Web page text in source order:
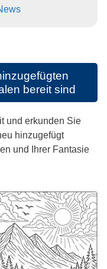
bereit sind
und erkunden Sie
hinzugefügt
und Ihrer Fantasie